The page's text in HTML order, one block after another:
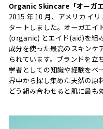
Organic Skincare「オーガエ
2015 年 10 月、アメリカ イ
タートしました。オーガエイ
(organic) とエイド(aid)を組
成分を使った最高のスキンケ
られています。ブランドを立
学者としての知識や経験をベ
界中から探し集めた天然の原
どう組み合わせると肌に最も